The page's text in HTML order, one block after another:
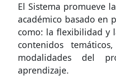
El Sistema promueve
académico basado en
como: la flexibilidad y
contenidos
modalidades del
aprendizaje.